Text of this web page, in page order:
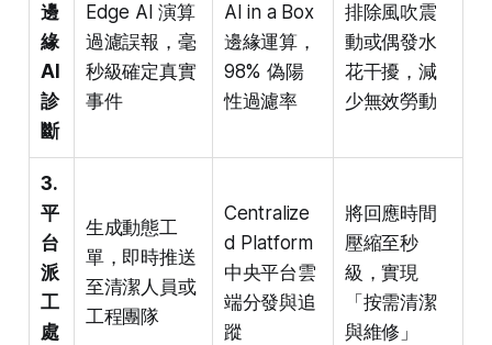
邊
緣
AI
診
斷
Edge AI 演算
過濾誤報，毫
秒級確定真實
事件
AI in a Box
邊緣運算，
98% 偽陽
性過濾率
排除風吹震
動或偶發水
花干擾，減
少無效勞動
3.
平
台
派
工
處
生成動態工
單，即時推送
至清潔人員或
工程團隊
Centralize
d Platform
中央平台雲
端分發與追
蹤
將回應時間
壓縮至秒
級，實現
「按需清潔
與維修」